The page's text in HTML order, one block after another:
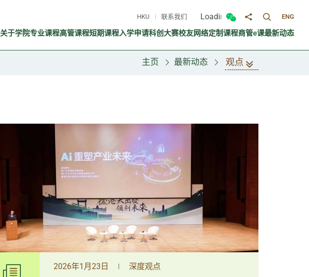
HKU 联系我们 Loading...
切换微信面板
分享至切换搜寻面
ENG
关于学院专业课程高管课程短期课程入学申请科创大赛校友网络定制课程商管e课最新动态
主页 最新动态 观点
2026年1月23日 | 深度观点